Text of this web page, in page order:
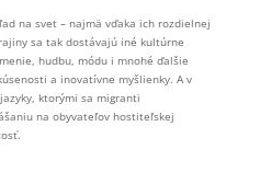
na svet – najmä vďaka ich rozdielnej
sa tak dostávajú iné kultúrne
hudbu, módu i mnohé ďalšie
a inovatívne myšlienky. A v
ktorými sa migranti
na obyvateľov hostiteľskej